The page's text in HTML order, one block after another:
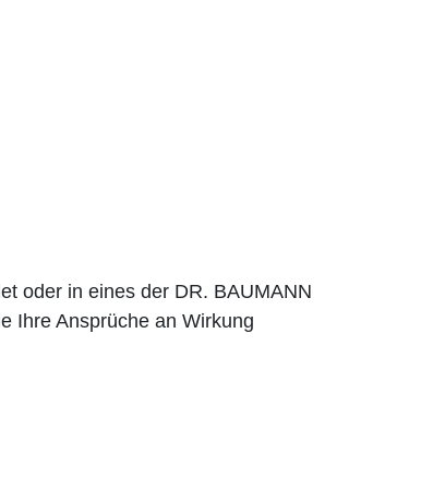
oder in eines der DR. BAUMANN
Ihre Ansprüche an Wirkung